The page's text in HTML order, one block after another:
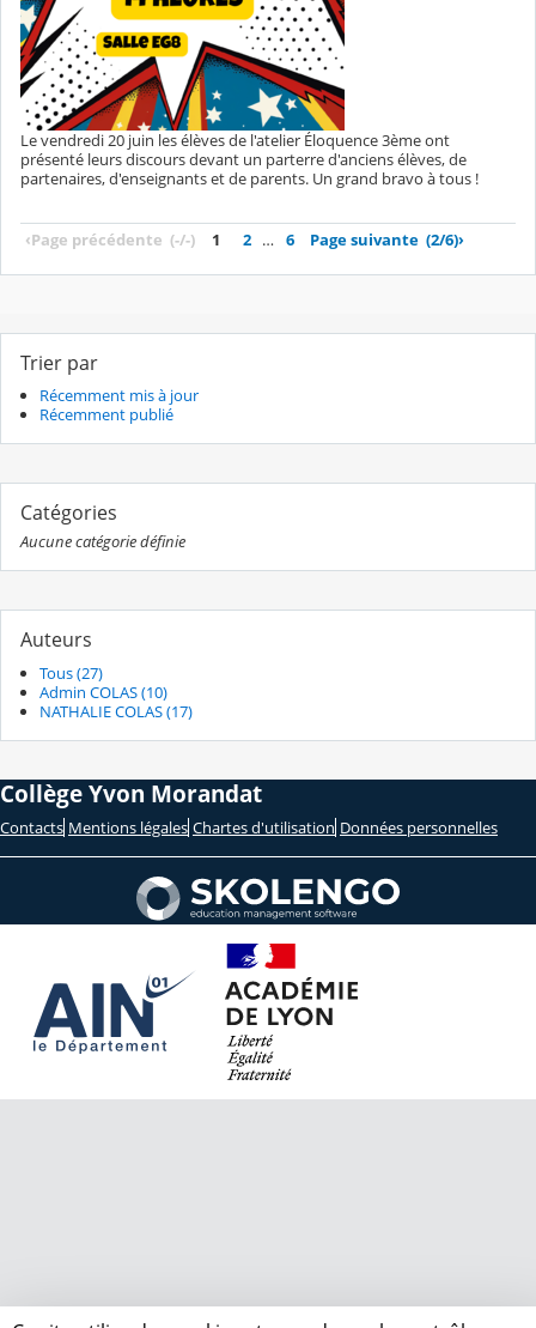
Le vendredi 20 juin les élèves de l'atelier Éloquence 3ème ont
présenté leurs discours devant un parterre d'anciens élèves, de
partenaires, d'enseignants et de parents. Un grand bravo à tous !
‹Page précédente (-/-) 1 2 … 6 Page suivante (2/6)›
Trier par
Récemment mis à jour
Récemment publié
Catégories
Aucune catégorie définie
Auteurs
Tous (27)
Admin COLAS (10)
NATHALIE COLAS (17)
Collège Yvon Morandat
Contacts Mentions légales Chartes d'utilisation Données personnelles